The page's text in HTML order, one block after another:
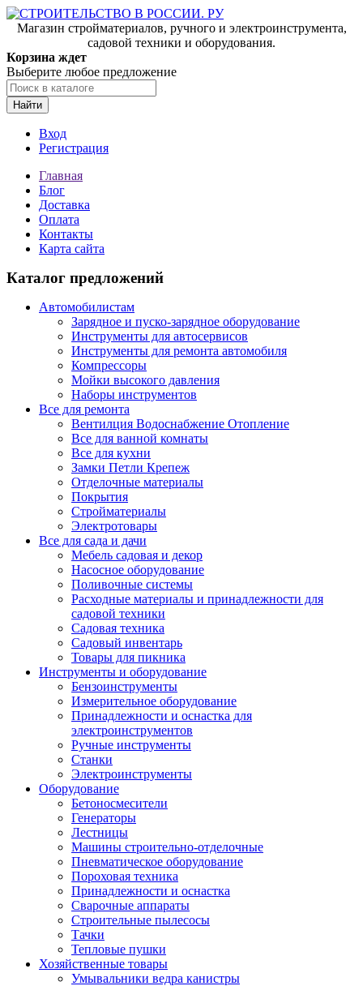
Магазин стройматериалов, ручного и электроинструмента,
садовой техники и оборудования.
Корзина ждет
Выберите любое предложение
Найти
Вход
Регистрация
Главная
Блог
Доставка
Оплата
Контакты
Карта сайта
Каталог предложений
Автомобилистам
Зарядное и пуско-зарядное оборудование
Инструменты для автосервисов
Инструменты для ремонта автомобиля
Компрессоры
Мойки высокого давления
Наборы инструментов
Все для ремонта
Вентилция Водоснабжение Отопление
Все для ванной комнаты
Все для кухни
Замки Петли Крепеж
Отделочные материалы
Покрытия
Стройматериалы
Электротовары
Все для сада и дачи
Мебель садовая и декор
Насосное оборудование
Поливочные системы
Расходные материалы и принадлежности для
садовой техники
Садовая техника
Садовый инвентарь
Товары для пикника
Инструменты и оборудование
Бензоинструменты
Измерительное оборудование
Принадлежности и оснастка для
электроинструментов
Ручные инструменты
Станки
Электроинструменты
Оборудование
Бетоносмесители
Генераторы
Лестницы
Машины строительно-отделочные
Пневматическое оборудование
Пороховая техника
Принадлежности и оснастка
Сварочные аппараты
Строительные пылесосы
Тачки
Тепловые пушки
Хозяйственные товары
Умывальники ведра канистры